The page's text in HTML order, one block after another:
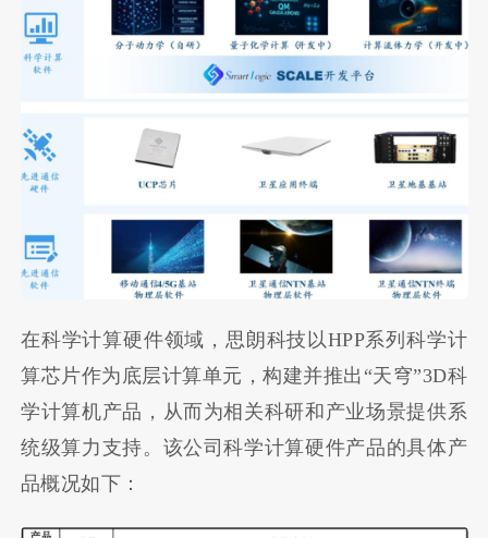
在科学计算硬件领域，思朗科技以HPP系列科学计
算芯片作为底层计算单元，构建并推出“天穹”3D科
学计算机产品，从而为相关科研和产业场景提供系
统级算力支持。该公司科学计算硬件产品的具体产
品概况如下：